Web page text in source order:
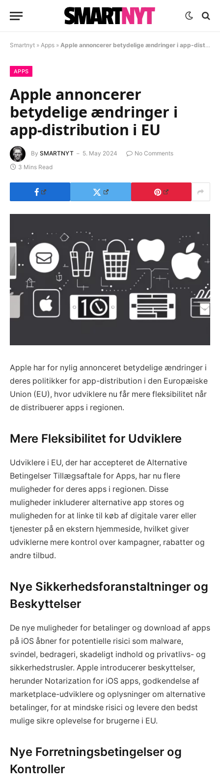
Smartnyt » Apps » Apple annoncerer betydelige ændringer i app-distribution i EU
APPS
Apple annoncerer
betydelige ændringer i
app-distribution i EU
By SMARTNYT 5. May 2024
No Comments
3 Mins Read
Apple har for nylig annonceret betydelige ændringer i
deres politikker for app-distribution i den Europæiske
Union (EU), hvor udviklere nu får mere fleksibilitet når
de distribuerer apps i regionen.
Mere Fleksibilitet for Udviklere
Udviklere i EU, der har accepteret de Alternative
Betingelser Tillægsaftale for Apps, har nu flere
muligheder for deres apps i regionen. Disse
muligheder inkluderer alternative app stores og
muligheden for at linke til køb af digitale varer eller
tjenester på en ekstern hjemmeside, hvilket giver
udviklerne mere kontrol over kampagner, rabatter og
andre tilbud.
Nye Sikkerhedsforanstaltninger og
Beskyttelser
De nye muligheder for betalinger og download af apps
på iOS åbner for potentielle risici som malware,
svindel, bedrageri, skadeligt indhold og privatlivs- og
sikkerhedstrusler. Apple introducerer beskyttelser,
herunder Notarization for iOS apps, godkendelse af
marketplace-udviklere og oplysninger om alternative
betalinger, for at mindske risici og levere den bedst
mulige sikre oplevelse for brugerne i EU.
Nye Forretningsbetingelser og
Kontroller